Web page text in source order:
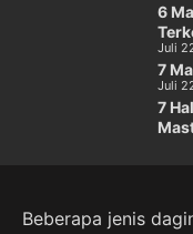
6
Juli
7
Juli
7
Beberapa jenis